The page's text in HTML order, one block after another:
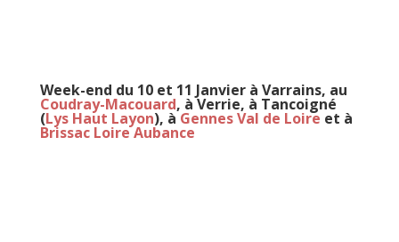
Week-end du 10 et 11 Janvier à Varrains, au
Coudray-Macouard, à Verrie, à Tancoigné
(Lys Haut Layon), à Gennes Val de Loire et à
Brissac Loire Aubance